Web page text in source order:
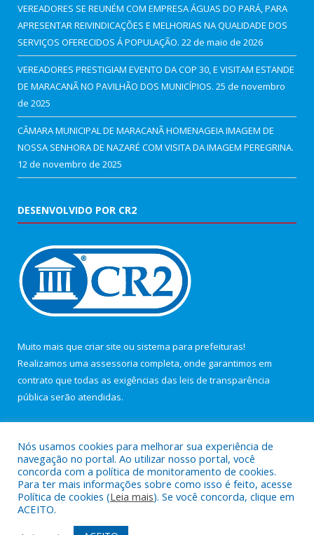
VEREADORES SE REUNÉM COM EMPRESA ÁGUAS DO PARÁ, PARA
APRESENTAR REIVINDICAÇÕES E MELHORIAS NA QUALIDADE DOS
SERVIÇOS OFERECIDOS Á POPULAÇÃO. 22 de maio de 2026
VEREADORES PRESTIGIAM EVENTO DA COP 30, E VISITAM ESTANDE
DE MARACANÃ NO PAVILHÃO DOS MUNICÍPIOS. 25 de novembro
de 2025
CÂMARA MUNICIPAL DE MARACANÃ HOMENAGEIA IMAGEM DE
NOSSA SENHORA DE NAZARÉ COM VISITA DA IMAGEM PEREGRINA.
12 de novembro de 2025
DESENVOLVIDO POR CR2
Muito mais que criar site ou sistema para prefeituras!
Realizamos uma assessoria completa, onde garantimos em
contrato que todas as exigências das leis de transparência
pública serão atendidas.
Todos os direitos reservados a Câmara Municipal de Maracanã.
Nós usamos cookies para melhorar sua experiência de
navegação no portal. Ao utilizar nosso portal, você
concorda com a política de monitoramento de cookies.
Para ter mais informações sobre como isso é feito, acesse
Política de cookies (Leia mais). Se você concorda, clique em
ACEITO.